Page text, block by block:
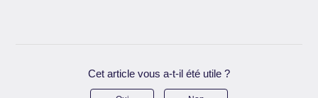
Cet article vous a-t-il été utile ?